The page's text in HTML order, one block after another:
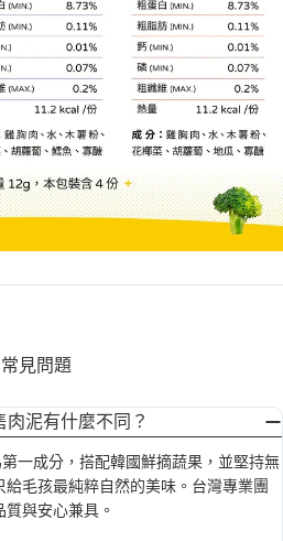
常見問題
肉泥有什麼不同？
一成分，搭配韓國鮮摘蔬果，並堅持無
毛孩最純粹自然的美味。台灣專業團
與安心兼具。